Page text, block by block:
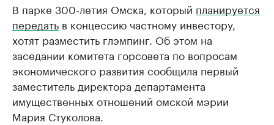
В парке 300-летия Омска, который планируется
передать в концессию частному инвестору,
хотят разместить глэмпинг. Об этом на
заседании комитета горсовета по вопросам
экономического развития сообщила первый
заместитель директора департамента
имущественных отношений омской мэрии
Мария Стуколова.